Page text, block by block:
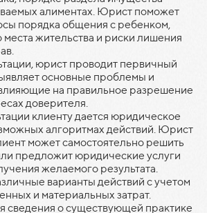
алиментах. Юрист поможет
порядка общения с ребенком,
жительства и риски лишения
юрист проводит первичный
основные проблемы и
на правильное разрешение
доверителя.
клиенту дается юридическое
алгоритмах действий. Юрист
может самостоятельно решить
предложит юридические услуги
желаемого результата.
варианты действий с учетом
и материальных затрат.
сведения о существующей практике